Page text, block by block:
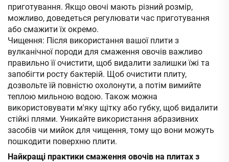
приготування. Якщо овочі мають різний розмір,
можливо, доведеться регулювати час приготування
або смажити їх окремо.
Чищення: Після використання вашої плити з
вулканічної породи для смаження овочів важливо
правильно її очистити, щоб видалити залишки їжі та
запобігти росту бактерій. Щоб очистити плиту,
дозвольте їй повністю охолонути, а потім вимийте
теплою мильною водою. Також можна
використовувати м'яку щітку або губку, щоб видалити
стійкі плями. Уникайте використання абразивних
засобів чи мийок для чищення, тому що вони можуть
пошкодити поверхню плити.
Найкращі практики смаження овочів на плитах з